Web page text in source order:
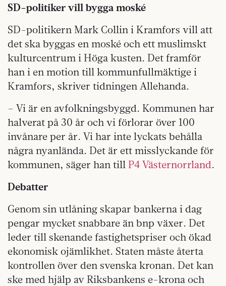
SD-politiker vill bygga moské
SD-politikern Mark Collin i Kramfors vill att
det ska byggas en moské och ett muslimskt
kulturcentrum i Höga kusten. Det framför
han i en motion till kommunfullmäktige i
Kramfors, skriver tidningen Allehanda.
– Vi är en avfolkningsbyggd. Kommunen har
halverat på 30 år och vi förlorar över 100
invånare per år. Vi har inte lyckats behålla
några nyanlända. Det är ett misslyckande för
kommunen, säger han till P4 Västernorrland.
Debatter
Genom sin utlåning skapar bankerna i dag
pengar mycket snabbare än bnp växer. Det
leder till skenande fastighetspriser och ökad
ekonomisk ojämlikhet. Staten måste återta
kontrollen över den svenska kronan. Det kan
ske med hjälp av Riksbankens e-krona och